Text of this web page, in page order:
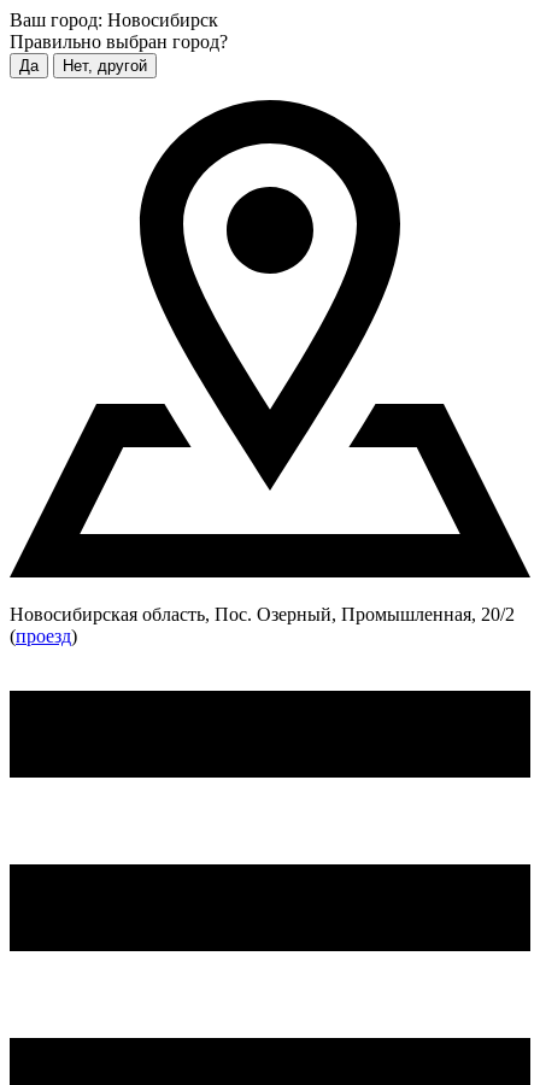
Ваш город: Новосибирск
Правильно выбран город?
Да Нет, другой
Новосибирская область, Пос. Озерный, Промышленная, 20/2
(проезд)